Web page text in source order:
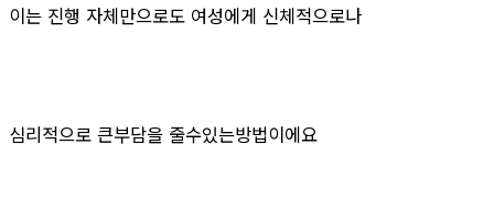
이는 진행 자체만으로도 여성에게 신체적으로나
심리적으로 큰부담을 줄수있는방법이에요